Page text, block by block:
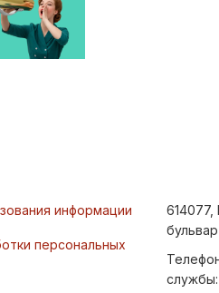
информации
персональных
614077,
службы: